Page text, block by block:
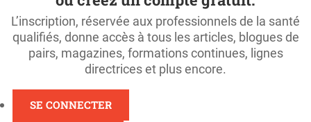
L’inscription, réservée aux professionnels de la santé
qualifiés, donne accès à tous les articles, blogues de
pairs, magazines, formations continues, lignes
directrices et plus encore.
SE CONNECTER